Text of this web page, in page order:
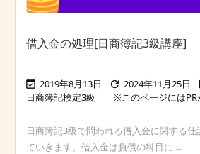
借入金の処理[日商簿記3級講座]
 2019年8月13日  2024年11月25日
日商簿記検定3級
日商簿記3級で問われる借入金に関する
ていきます。借入金は負債の科目に ...